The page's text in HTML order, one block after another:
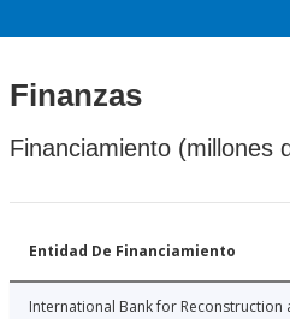
Finanzas
Financiamiento (millones
Entidad De Financiamiento
International Bank for Reconstruction